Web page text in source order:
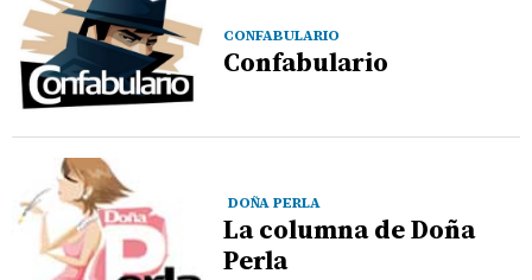
CONFABULARIO
Confabulario
DOÑA PERLA
La columna de Doña
Perla